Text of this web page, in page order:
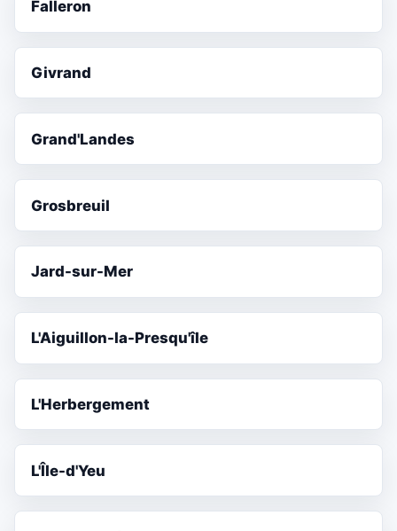
Falleron
Givrand
Grand'Landes
Grosbreuil
Jard-sur-Mer
L'Aiguillon-la-Presqu'île
L'Herbergement
L'Île-d'Yeu